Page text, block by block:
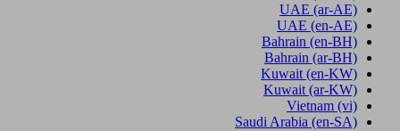
UAE (ar-AE)
UAE (en-AE)
Bahrain (en-BH)
Bahrain (ar-BH)
Kuwait (en-KW)
Kuwait (ar-KW)
Vietnam (vi)
Saudi Arabia (en-SA)